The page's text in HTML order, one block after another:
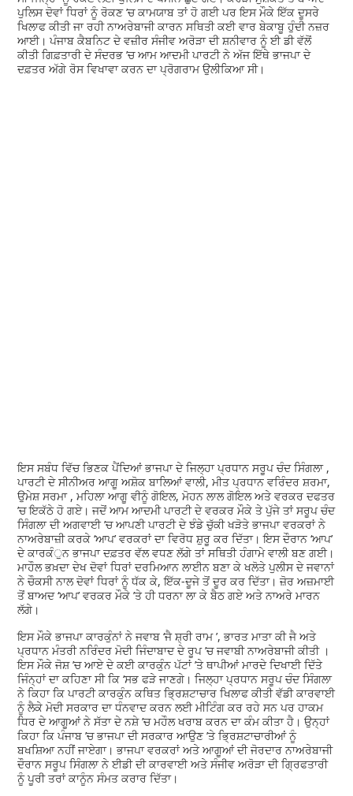
ਪੁਲਿਸ ਦੋਵਾਂ ਧਿਰਾਂ ਨੂੰ ਰੋਕਣ ’ਚ ਕਾਮਯਾਬ ਤਾਂ ਹੋ ਗਈ ਪਰ ਇਸ ਮੌਕੇ ਇੱਕ ਦੂਸਰੇ
ਖਿਲਾਫ ਕੀਤੀ ਜਾ ਰਹੀ ਨਾਅਰੇਬਾਜੀ ਕਾਰਨ ਸਥਿਤੀ ਕਈ ਵਾਰ ਬੇਕਾਬੂ ਹੁੰਦੀ ਨਜ਼ਰ
ਆਈ। ਪੰਜਾਬ ਕੈਬਨਿਟ ਦੇ ਵਜ਼ੀਰ ਸੰਜੀਵ ਅਰੋੜਾ ਦੀ ਸ਼ਨੀਵਾਰ ਨੂੰ ਈ ਡੀ ਵੱਲੋਂ
ਕੀਤੀ ਗਿਫ਼ਤਾਰੀ ਦੇ ਸੰਦਰਭ ’ਚ ਆਮ ਆਦਮੀ ਪਾਰਟੀ ਨੇ ਅੱਜ ਇੱਥੇ ਭਾਜਪਾ ਦੇ
ਦਫ਼ਤਰ ਅੱਗੇ ਰੋਸ ਵਿਖਾਵਾ ਕਰਨ ਦਾ ਪ੍ਰੋਗਰਾਮ ਉਲੀਕਿਆ ਸੀ।
ਇਸ ਸਬੰਧ ਵਿੱਚ ਭਿਣਕ ਪੈਂਦਿਆਂ ਭਾਜਪਾ ਦੇ ਜਿਲ੍ਹਾ ਪ੍ਰਧਾਨ ਸਰੂਪ ਚੰਦ ਸਿੰਗਲਾ ,
ਪਾਰਟੀ ਦੇ ਸੀਨੀਅਰ ਆਗੂ ਅਸ਼ੋਕ ਬਾਲਿਆਂ ਵਾਲੀ, ਮੀਤ ਪ੍ਰਧਾਨ ਵਰਿੰਦਰ ਸ਼ਰਮਾ,
ਉਮੇਸ਼ ਸਰਮਾ , ਮਹਿਲਾ ਆਗੂ ਵੀਨੂੰ ਗੋਇਲ, ਮੋਹਨ ਲਾਲ ਗੋਇਲ ਅਤੇ ਵਰਕਰ ਦਫਤਰ
’ਚ ਇਕੱਠੇ ਹੋ ਗਏ। ਜਦੋਂ ਆਮ ਆਦਮੀ ਪਾਰਟੀ ਦੇ ਵਰਕਰ ਮੌਕੇ ਤੇ ਪੁੱਜੇ ਤਾਂ ਸਰੂਪ ਚੰਦ
ਸਿੰਗਲਾ ਦੀ ਅਗਵਾਈ ’ਚ ਆਪਣੀ ਪਾਰਟੀ ਦੇ ਝੰਡੇ ਚੁੱਕੀ ਖੜੋਤੇ ਭਾਜਪਾ ਵਰਕਰਾਂ ਨੇ
ਨਾਅਰੇਬਾਜ਼ੀ ਕਰਕੇ ‘ਆਪ’ ਵਰਕਰਾਂ ਦਾ ਵਿਰੋਧ ਸ਼ੁਰੂ ਕਰ ਦਿੱਤਾ। ਇਸ ਦੌਰਾਨ ‘ਆਪ’
ਦੇ ਕਾਰਕੰੁਨ ਭਾਜਪਾ ਦਫ਼ਤਰ ਵੱਲ ਵਧਣ ਲੱਗੇ ਤਾਂ ਸਥਿਤੀ ਹੰਗਾਮੇ ਵਾਲੀ ਬਣ ਗਈ।
ਮਾਹੌਲ ਭਖ਼ਦਾ ਦੇਖ ਦੋਵਾਂ ਧਿਰਾਂ ਦਰਮਿਆਨ ਲਾਈਨ ਬਣਾ ਕੇ ਖਲੋਤੇ ਪੁਲੀਸ ਦੇ ਜਵਾਨਾਂ
ਨੇ ਚੌਕਸੀ ਨਾਲ ਦੋਵਾਂ ਧਿਰਾਂ ਨੂੰ ਧੱਕ ਕੇ, ਇੱਕ-ਦੂਜੇ ਤੋਂ ਦੂਰ ਕਰ ਦਿੱਤਾ। ਜ਼ੋਰ ਅਜ਼ਮਾਈ
ਤੋਂ ਬਾਅਦ ‘ਆਪ’ ਵਰਕਰ ਮੌਕੇ ’ਤੇ ਹੀ ਧਰਨਾ ਲਾ ਕੇ ਬੈਠ ਗਏ ਅਤੇ ਨਾਅਰੇ ਮਾਰਨ
ਲੱਗੇ।
ਇਸ ਮੌਕੇ ਭਾਜਪਾ ਕਾਰਕੁੰਨਾਂ ਨੇ ਜਵਾਬ ‘ਜੈ ਸ਼੍ਰੀ ਰਾਮ ’, ਭਾਰਤ ਮਾਤਾ ਕੀ ਜੈ ਅਤੇ
ਪ੍ਰਧਾਨ ਮੰਤਰੀ ਨਰਿੰਦਰ ਮੋਦੀ ਜਿੰਦਾਬਾਦ ਦੇ ਰੂਪ ’ਚ ਜਵਾਬੀ ਨਾਅਰੇਬਾਜੀ ਕੀਤੀ ।
ਇਸ ਮੌਕੇ ਜੋਸ਼ ’ਚ ਆਏ ਦੇ ਕਈ ਕਾਰਕੁੰਨ ਪੱਟਾਂ ’ਤੇ ਥਾਪੀਆਂ ਮਾਰਦੇ ਦਿਖਾਈ ਦਿੱਤੇ
ਜਿੰਨ੍ਹਾਂ ਦਾ ਕਹਿਣਾ ਸੀ ਕਿ ‘ਸਭ ਫੜੇ ਜਾਣਗੇ। ਜਿਲ੍ਹਾ ਪ੍ਰਧਾਨ ਸਰੂਪ ਚੰਦ ਸਿੰਗਲਾ
ਨੇ ਕਿਹਾ ਕਿ ਪਾਰਟੀ ਕਾਰਕੁੰਨ ਕਥਿਤ ਭ੍ਰਿਸ਼ਟਾਚਾਰ ਖਿਲਾਫ ਕੀਤੀ ਵੱਡੀ ਕਾਰਵਾਈ
ਨੂੰ ਲੈਕੇ ਮੋਦੀ ਸਰਕਾਰ ਦਾ ਧੰਨਵਾਦ ਕਰਨ ਲਈ ਮੀਟਿੰਗ ਕਰ ਰਹੇ ਸਨ ਪਰ ਹਾਕਮ
ਧਿਰ ਦੇ ਆਗੂਆਂ ਨੇ ਸੱਤਾ ਦੇ ਨਸ਼ੇ ’ਚ ਮਹੌਲ ਖਰਾਬ ਕਰਨ ਦਾ ਕੰਮ ਕੀਤਾ ਹੈ। ਉਨ੍ਹਾਂ
ਕਿਹਾ ਕਿ ਪੰਜਾਬ ’ਚ ਭਾਜਪਾ ਦੀ ਸਰਕਾਰ ਆਉਣ ’ਤੇ ਭ੍ਰਿਸ਼ਟਾਚਾਰੀਆਂ ਨੂੰ
ਬਖਸ਼ਿਆ ਨਹੀਂ ਜਾਏਗਾ। ਭਾਜਪਾ ਵਰਕਰਾਂ ਅਤੇ ਆਗੂਆਂ ਦੀ ਜੋਰਦਾਰ ਨਾਅਰੇਬਾਜੀ
ਦੌਰਾਨ ਸਰੂਪ ਸਿੰਗਲਾ ਨੇ ਈਡੀ ਦੀ ਕਾਰਵਾਈ ਅਤੇ ਸੰਜੀਵ ਅਰੋੜਾ ਦੀ ਗ੍ਰਿਫਤਾਰੀ
ਨੂੰ ਪੂਰੀ ਤਰਾਂ ਕਾਨੂੰਨ ਸੰਮਤ ਕਰਾਰ ਦਿੱਤਾ।